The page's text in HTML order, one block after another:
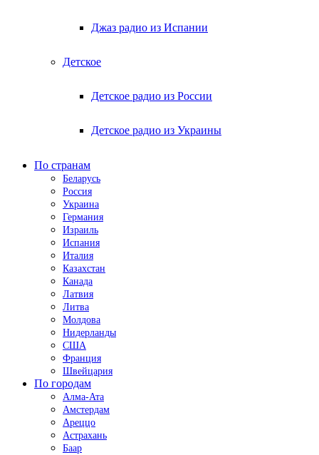
Джаз радио из Испании
Детское
Детское радио из России
Детское радио из Украины
По странам
Беларусь
Россия
Украина
Германия
Израиль
Испания
Италия
Казахстан
Канада
Латвия
Литва
Молдова
Нидерланды
США
Франция
Швейцария
По городам
Алма-Ата
Амстердам
Ареццо
Астрахань
Баар